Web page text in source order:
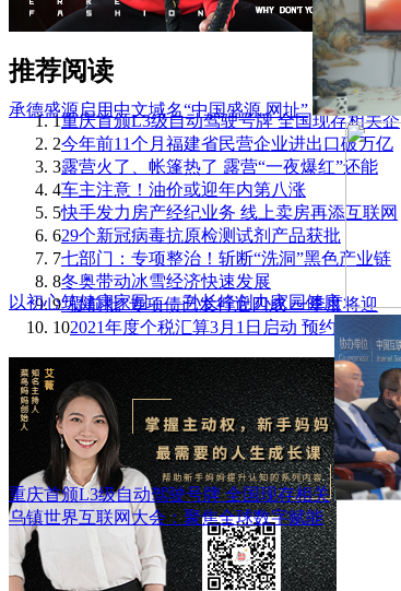
承德盛源启用中文域名“中国盛源.网址”
以初心筑健康家园——孙长峰创办家园健康
重庆首颁L3级自动驾驶号牌 全国现存相关
乌镇世界互联网大会：聚焦全球数字赋能
推荐阅读
1重庆首颁L3级自动驾驶号牌 全国现存相关企
2今年前11个月福建省民营企业进出口破万亿
3露营火了、帐篷热了 露营“一夜爆红”还能
4车主注意！油价或迎年内第八涨
5快手发力房产经纪业务 线上卖房再添互联网
629个新冠病毒抗原检测试剂产品获批
7七部门：专项整治！斩断“洗洞”黑色产业链
8冬奥带动冰雪经济快速发展
9“提前批”专项债已发行近四成 一季度将迎
102021年度个税汇算3月1日启动 预约办理指南